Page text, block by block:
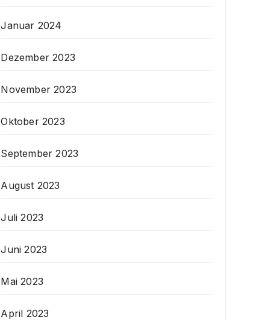
Januar 2024
Dezember 2023
November 2023
Oktober 2023
September 2023
August 2023
Juli 2023
Juni 2023
Mai 2023
April 2023